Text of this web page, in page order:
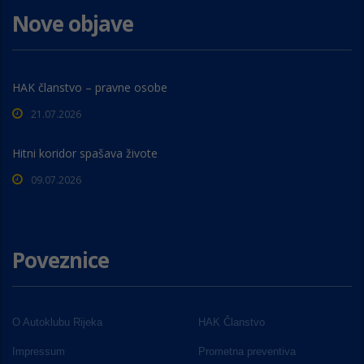
Nove objave
HAK članstvo – pravne osobe
21.07.2026
Hitni koridor spašava živote
09.07.2026
Poveznice
O Autoklubu Rijeka HAK Članstvo
Impressum Prometna preventiva